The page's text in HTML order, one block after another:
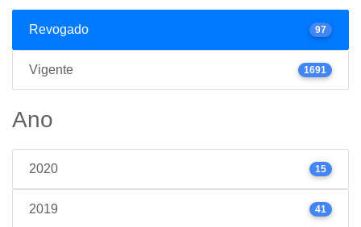
Revogado 97
Vigente 1691
Ano
2020 15
2019 41